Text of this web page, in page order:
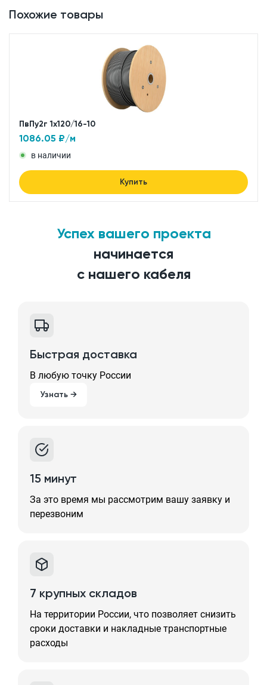
Похожие товары
ПвПу2г 1x120/16-10
1086.05 ₽/м
в наличии
Купить
Успех вашего проекта
начинается
с нашего кабеля
Быстрая доставка
В любую точку России
Узнать →
15 минут
За это время мы рассмотрим вашу заявку и
перезвоним
7 крупных складов
На территории России, что позволяет снизить
сроки доставки и накладные транспортные
расходы